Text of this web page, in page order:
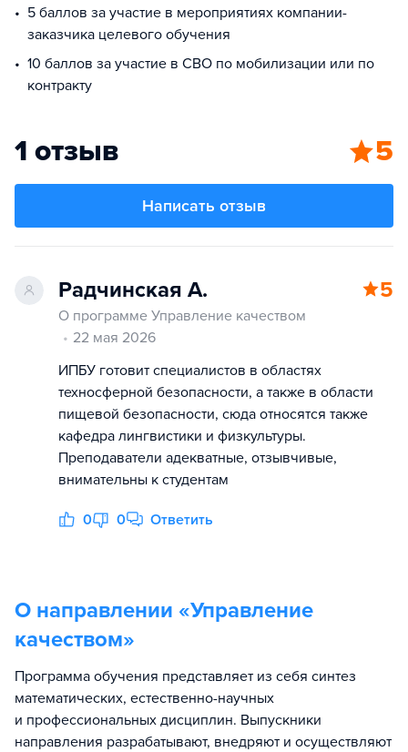
5 баллов за участие в мероприятиях компании-
заказчика целевого обучения
10 баллов за участие в СВО по мобилизации или по
контракту
1 отзыв 5
Написать отзыв
Радчинская А. 5
О программе Управление качеством
22 мая 2026
ИПБУ готовит специалистов в областях
техносферной безопасности, а также в области
пищевой безопасности, сюда относятся также
кафедра лингвистики и физкультуры.
Преподаватели адекватные, отзывчивые,
внимательны к студентам
0 0 Ответить
О направлении «Управление
качеством»
Программа обучения представляет из себя синтез
математических, естественно-научных
и профессиональных дисциплин. Выпускники
направления разрабатывают, внедряют и осуществляют